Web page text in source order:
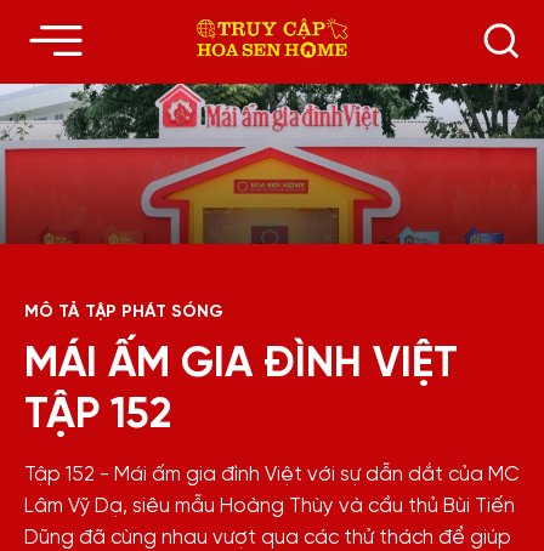
MÔ TẢ TẬP PHÁT SÓNG
MÁI ẤM GIA ĐÌNH VIỆT
TẬP 152
Tập 152 - Mái ấm gia đình Việt với sự dẫn dắt của MC
Lâm Vỹ Dạ, siêu mẫu Hoàng Thùy và cầu thủ Bùi Tiến
Dũng đã cùng nhau vượt qua các thử thách để giúp